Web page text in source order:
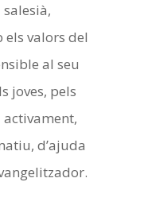
valors del
al seu
joves, pels
d’ajuda